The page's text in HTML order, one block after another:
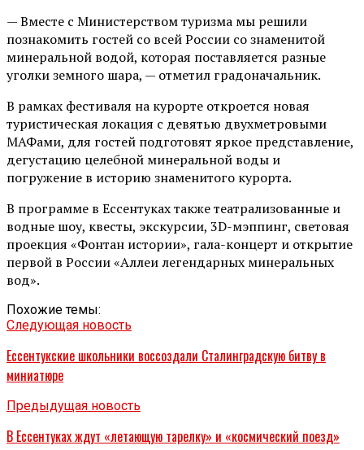
— Вместе с Министерством туризма мы решили
познакомить гостей со всей России со знаменитой
минеральной водой, которая поставляется разные
уголки земного шара, — отметил градоначальник.
В рамках фестиваля на курорте откроется новая
туристическая локация с девятью двухметровыми
МАФами, для гостей подготовят яркое представление,
дегустацию целебной минеральной воды и
погружение в историю знаменитого курорта.
В программе в Ессентуках также театрализованные и
водные шоу, квесты, экскурсии, 3D-мэппинг, световая
проекция «Фонтан истории», гала-концерт и открытие
первой в России «Аллеи легендарных минеральных
вод».
Похожие темы:
Следующая новость
Ессентукские школьники воссоздали Сталинградскую битву в
миниатюре
Предыдущая новость
В Ессентуках ждут «летающую тарелку» и «космический поезд»